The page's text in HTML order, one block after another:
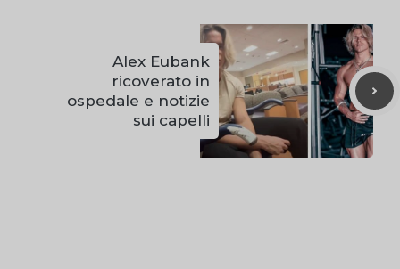
Alex Eubank
ricoverato in
ospedale e notizie
sui capelli